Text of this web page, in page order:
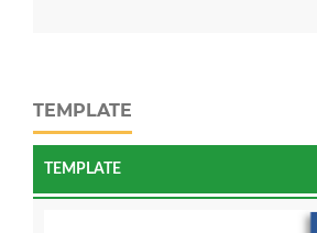
TEMPLATE
TEMPLATE